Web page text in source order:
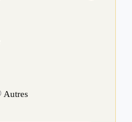
Autres